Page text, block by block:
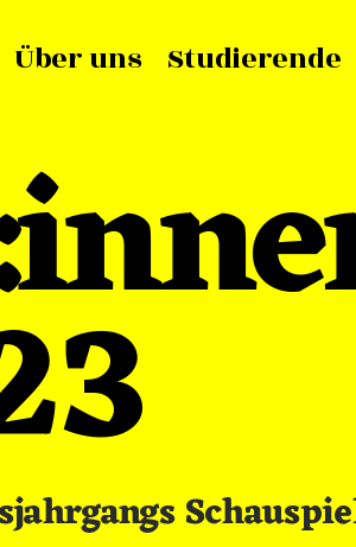
Über uns Studierende